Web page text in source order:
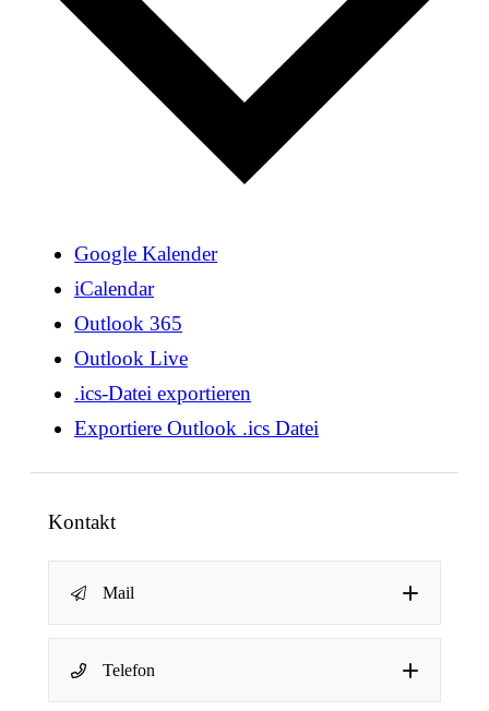
Google Kalender
iCalendar
Outlook 365
Outlook Live
.ics-Datei exportieren
Exportiere Outlook .ics Datei
Kontakt
Mail
Telefon